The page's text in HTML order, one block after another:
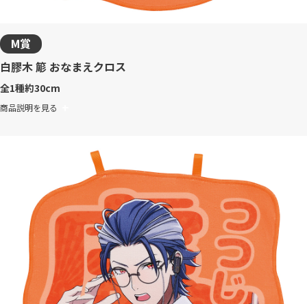
M賞
白膠木 簓 おなまえクロス
全1種約30cm
商品説明を見る